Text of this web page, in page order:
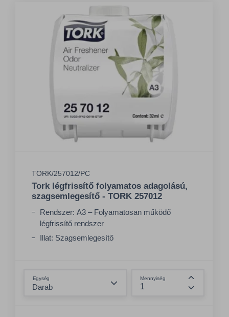
TORK/257012/PC
Tork légfrissítő folyamatos adagolású,
szagsemlegesítő - TORK 257012
Rendszer: A3 – Folyamatosan működő
légfrissítő rendszer
Illat: Szagsemlegesítő
Egység Mennyiség
Összeg